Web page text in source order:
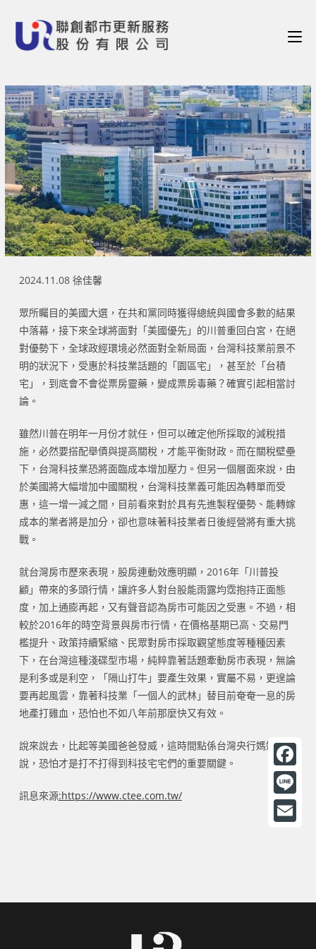
2024.11.08 徐佳馨
眾所矚目的美國大選，在共和黨同時獲得總統與國會多數的結果
中落幕，接下來全球將面對「美國優先」的川普重回白宮，在絕
對優勢下，全球政經環境必然面對全新局面，台灣科技業前景不
明的狀況下，受惠於科技業話題的「園區宅」，甚至於「台積
宅」，到底會不會從票房靈藥，變成票房毒藥？確實引起相當討
論。
雖然川普在明年一月份才就任，但可以確定他所採取的減稅措
施，必然要搭配舉債與提高關稅，才能平衡財政。而在關稅壁壘
下，台灣科技業恐將面臨成本增加壓力。但另一個層面來說，由
於美國將大幅增加中國關稅，台灣科技業義可能因為轉單而受
惠，這一增一減之間，目前看來對於具有先進製程優勢、能轉嫁
成本的業者將是加分，卻也意味著科技業者日後經營將有重大挑
戰。
就台灣房市歷來表現，股房連動效應明顯，2016年「川普投
顧」帶來的多頭行情，讓許多人對台股能雨露均霑抱持正面態
度，加上通膨再起，又有聲音認為房市可能因之受惠。不過，相
較於2016年的時空背景與房市行情，在價格基期已高、交易門
檻提升、政策持續緊縮、民眾對房市採取觀望態度等種種因素
下，在台灣這種淺碟型市場，純粹靠著話題牽動房市表現，無論
是利多或是利空，「隔山打牛」要產生效果，實屬不易，更遑論
要再起風雲，靠著科技業「一個人的武林」替目前奄奄一息的房
地產打雞血，恐怕也不如八年前那麼快又有效。
說來說去，比起等美國爸爸發威，這時間點係台灣央行媽媽怎麼
說，恐怕才是打不打得到科技宅宅們的重要關鍵。
訊息來源:https://www.ctee.com.tw/
F
a
c
L
i